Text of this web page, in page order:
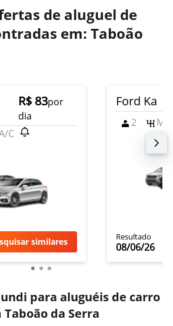
de aluguel de
em: Taboão
R$ 83por
dia
C
similares
Ford Ka
2 M
Resultado
08/06/26
para aluguéis de carro
Taboão da Serra